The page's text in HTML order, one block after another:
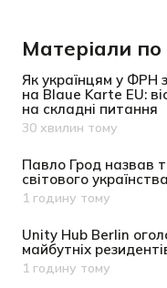
Матеріали по
Як українцям у ФРН
на Blaue Karte EU:
на складні питання
Дата публікації
30 хвилин тому
Павло Грод назвав
світового українства
Дата публікації
1 годину тому
Unity Hub Berlin
майбутніх
Дата публікації
1 годину тому